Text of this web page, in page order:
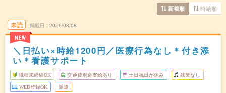
新着順 時給順
未読
NEW
掲載日 2026/08/08
＼日払い×時給1200円／医療行為なし＊付き添
い＊看護サポート
職種未経験OK 交通費別途支給あり 土日祝日が休み 残業なし
WEB登録OK 派遣